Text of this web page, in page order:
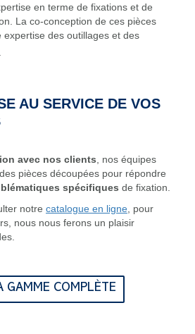
en terme de fixations et de
La co-conception de ces pièces
des outillages et des
AU SERVICE DE VOS
avec nos clients , nos équipes
pièces découpées pour répondre
spécifiques de fixation.
notre catalogue en ligne , pour
nous nous ferons un plaisir
GAMME COMPLÈTE